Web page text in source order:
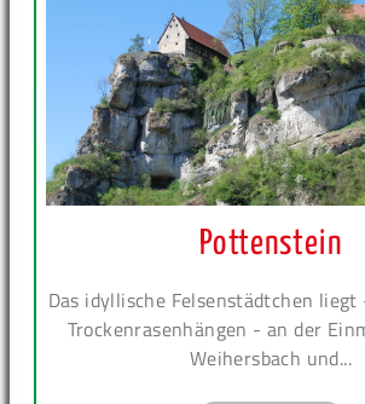
Pottenstein
Das idyllische Felsenstädtchen liegt
Trockenrasenhängen - an der
Weihersbach und...